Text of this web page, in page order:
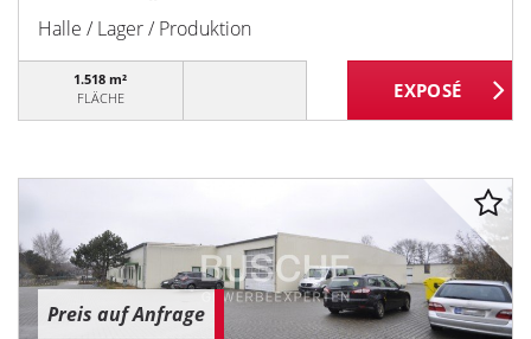
Halle / Lager / Produktion
1.518 m²
FLÄCHE
Preis auf Anfrage